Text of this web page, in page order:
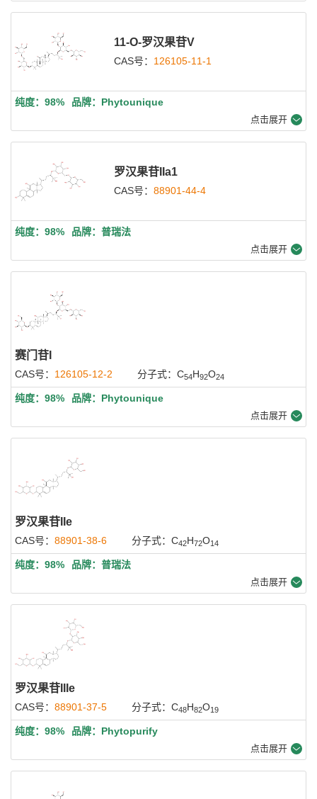
11-O-罗汉果苷V
CAS号： 126105-11-1
纯度：98% 品牌：Phytounique
点击展开
罗汉果苷IIa1
CAS号： 88901-44-4
纯度：98% 品牌：普瑞法
点击展开
赛门苷I
CAS号： 126105-12-2 分子式：C54H92O24
纯度：98% 品牌：Phytounique
点击展开
罗汉果苷IIe
CAS号： 88901-38-6 分子式：C42H72O14
纯度：98% 品牌：普瑞法
点击展开
罗汉果苷IIIe
CAS号： 88901-37-5 分子式：C48H82O19
纯度：98% 品牌：Phytopurify
点击展开